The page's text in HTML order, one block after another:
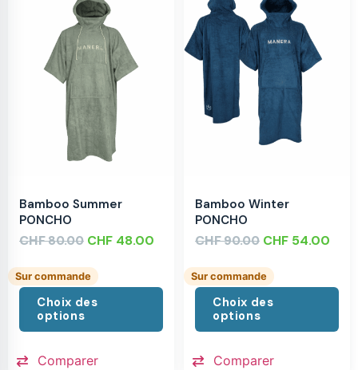
Bamboo Summer
PONCHO
CHF80.00 CHF 48.00
Sur commande
Choix des
options
Comparer
Bamboo Winter
PONCHO
CHF90.00 CHF 54.00
Sur commande
Choix des
options
Comparer